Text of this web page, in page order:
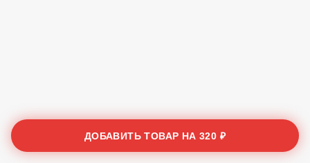
ДОБАВИТЬ ТОВАР НА320 ₽